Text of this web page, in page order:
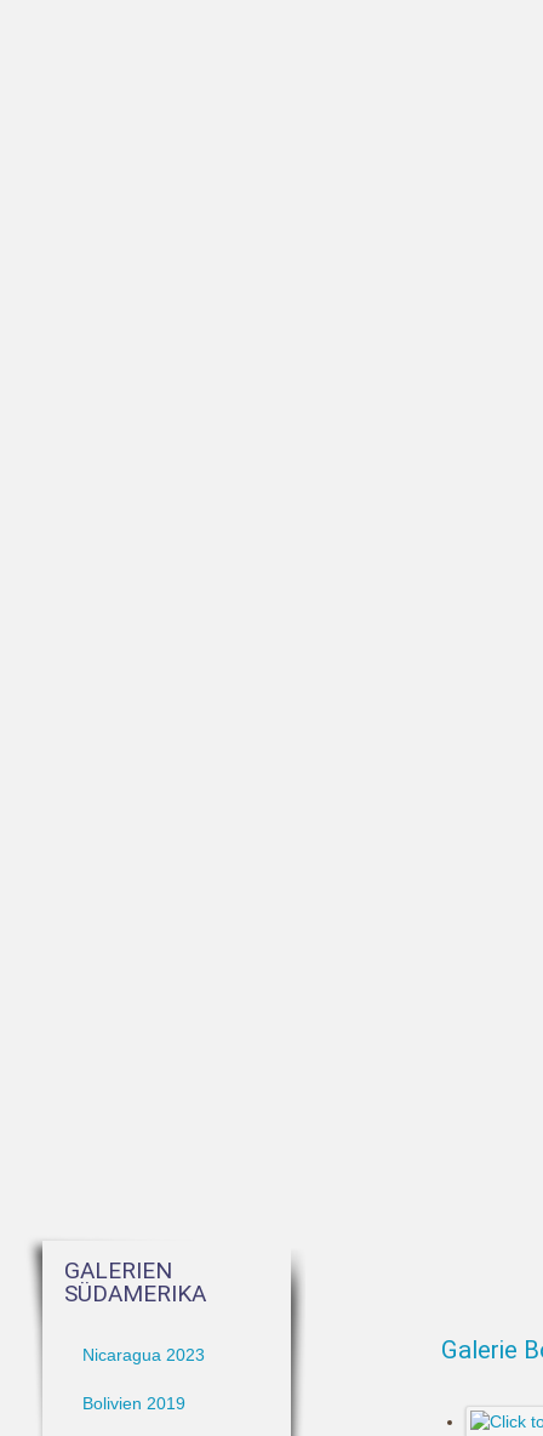
Galerie
GALERIEN
SÜDAMERIKA
Nicaragua 2023
Bolivien 2019